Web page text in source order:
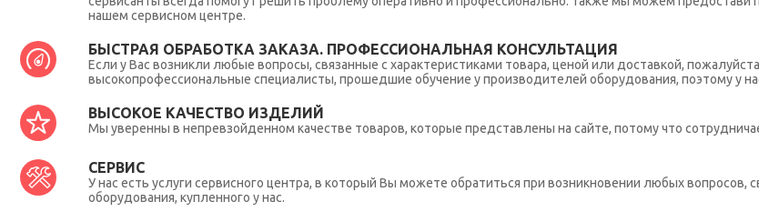
нашем сервисном центре.
БЫСТРАЯ ОБРАБОТКА ЗАКАЗА. ПРОФЕССИОНАЛЬНАЯ КОНСУЛЬТАЦИЯ
Если у Вас возникли любые вопросы, связанные с характеристиками товара, ценой или доставкой,
высокопрофессиональные специалисты, прошедшие обучение у производителей оборудования, поэтому у
ВЫСОКОЕ КАЧЕСТВО ИЗДЕЛИЙ
Мы уверенны в непревзойденном качестве товаров, которые представлены на сайте, потому что
СЕРВИС
У нас есть услуги сервисного центра, в который Вы можете обратиться при возникновении любых
оборудования, купленного у нас.